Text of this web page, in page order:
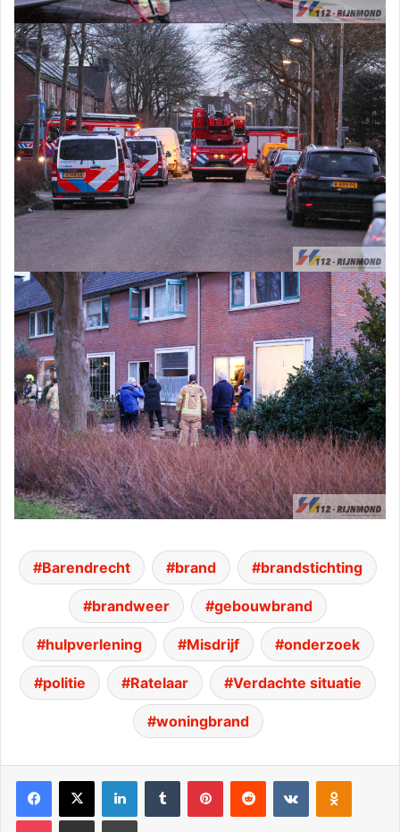
Barendrecht brand brandstichting
brandweer gebouwbrand
hulpverlening Misdrijf onderzoek
politie Ratelaar Verdachte situatie
woningbrand
Facebook
X LinkedInTumblr PinterestReddit VKontakteOdnoklassniki
Pocket Deel via E-mail Print